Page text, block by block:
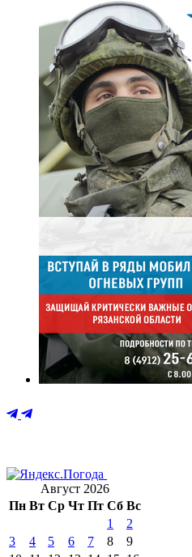
Август 2026
Пн Вт Ср Чт Пт Сб Вс
1
2
3
4 5 6 7 8
9